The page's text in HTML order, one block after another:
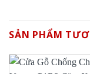
SẢN PHẨM